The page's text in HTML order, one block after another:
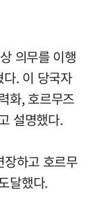
의무를 이행
. 이 당국자
화, 호르무즈
설명했다.
하고 호르무
달했다.